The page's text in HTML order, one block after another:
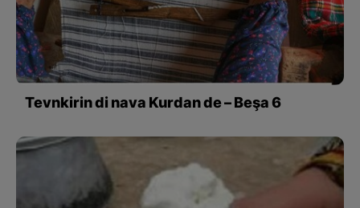
Tevnkirin di nava Kurdan de – Beşa 6